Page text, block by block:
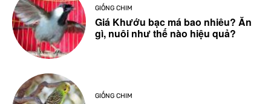
GIỐNG CHIM
Giá Khướu bạc má bao nhiêu? Ăn
gì, nuôi như thế nào hiệu quả?
GIỐNG CHIM